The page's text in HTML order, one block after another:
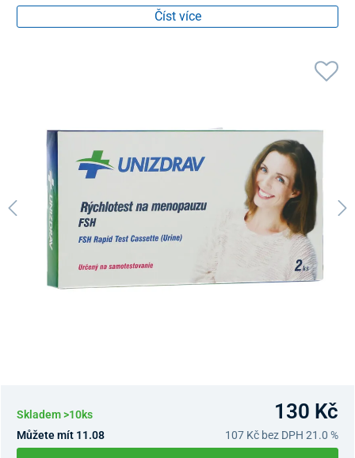
Číst více
Skladem >10ks 130 Kč
Můžete mít 11.08 107 Kč bez DPH 21.0 %